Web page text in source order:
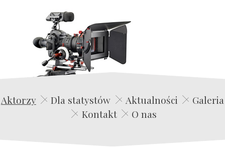
Edwin Film Agencja Aktorska
Aktorzy Dla statystów Aktualności
Galeria
Kontakt
O nas